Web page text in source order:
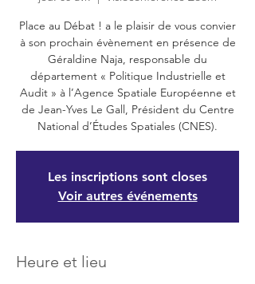
Place au Débat ! a le plaisir de vous convier
à son prochain évènement en présence de
Géraldine Naja, responsable du
département « Politique Industrielle et
Audit » à l’Agence Spatiale Européenne et
de Jean-Yves Le Gall, Président du Centre
National d’Études Spatiales (CNES).
Les inscriptions sont closes
Voir autres événements
Heure et lieu